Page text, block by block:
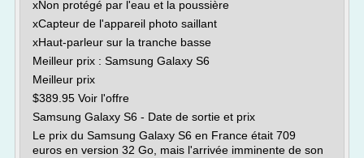
xNon protégé par l'eau et la poussière
xCapteur de l'appareil photo saillant
xHaut-parleur sur la tranche basse
Meilleur prix : Samsung Galaxy S6
Meilleur prix
$389.95 Voir l'offre
Samsung Galaxy S6 - Date de sortie et prix
Le prix du Samsung Galaxy S6 en France était 709
euros en version 32 Go, mais l'arrivée imminente de son